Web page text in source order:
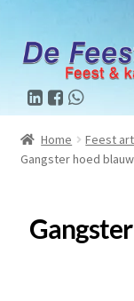
Home Feest
Gangster hoed blauw